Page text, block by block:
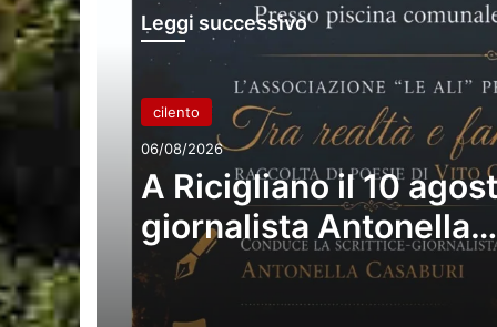
Leggi successivo
cilento
06/08/2026
A Ricigliano il 10
giornalista Antonella
Casaburi presenta la
raccolta del poeta Vito